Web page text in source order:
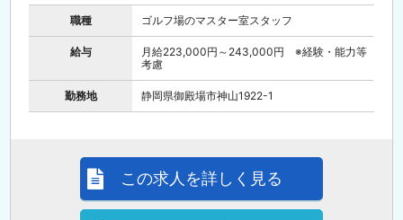
職種 ゴルフ場のマスター室スタッフ
給与
月給223,000円～243,000円 ※経験・能力等
考慮
勤務地 静岡県御殿場市神山1922-1
この求人を詳しく見る